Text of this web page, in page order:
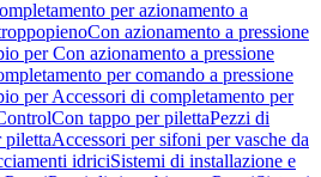
per azionamento a
Con azionamento a pressione
per Con azionamento a pressione
per comando a pressione
per Accessori di completamento per
Con tappo per pilettaPezzi di
pilettaAccessori per sifoni per vasche da
idriciSistemi di installazione e